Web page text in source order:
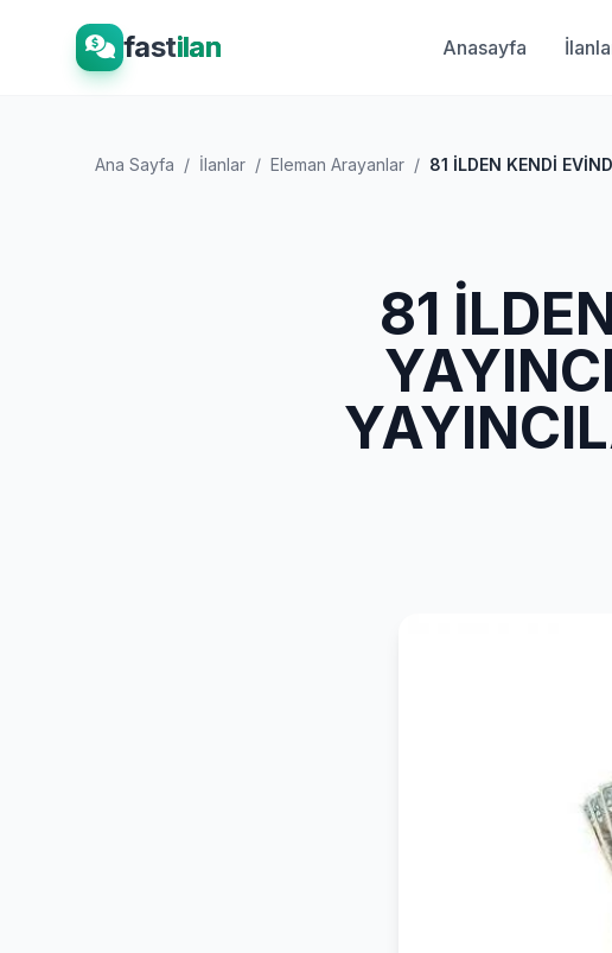
fastilan Anasayfa
Ana Sayfa / İlanlar / Eleman Arayanlar / 81 İLDEN KENDİ
81